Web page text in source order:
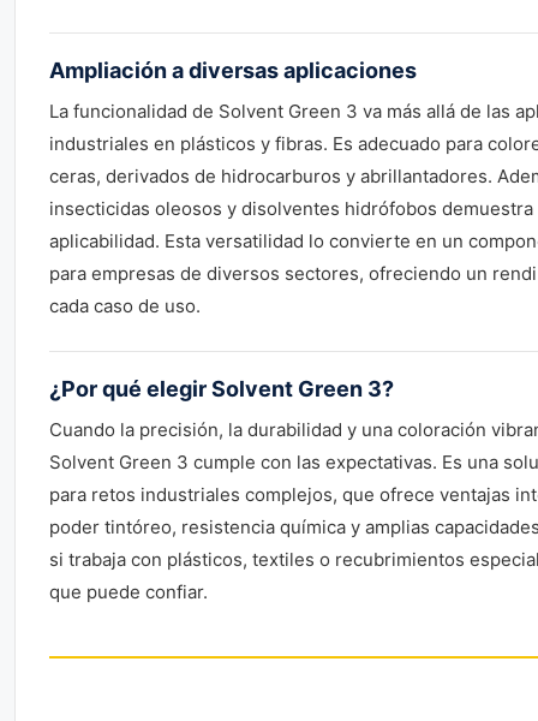
Ampliación a diversas aplicaciones
La funcionalidad de Solvent Green 3 va más allá de las
industriales en plásticos y fibras. Es adecuado para
ceras, derivados de hidrocarburos y abrillantadores.
insecticidas oleosos y disolventes hidrófobos demuestra
aplicabilidad. Esta versatilidad lo convierte en un
para empresas de diversos sectores, ofreciendo un
cada caso de uso.
¿Por qué elegir Solvent Green 3?
Cuando la precisión, la durabilidad y una coloración
Solvent Green 3 cumple con las expectativas. Es una
para retos industriales complejos, que ofrece ventajas
poder tintóreo, resistencia química y amplias
si trabaja con plásticos, textiles o recubrimientos
que puede confiar.